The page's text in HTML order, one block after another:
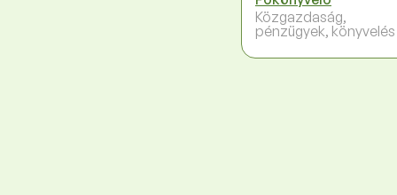
Közgazdaság,
pénzügyek, könyvelés